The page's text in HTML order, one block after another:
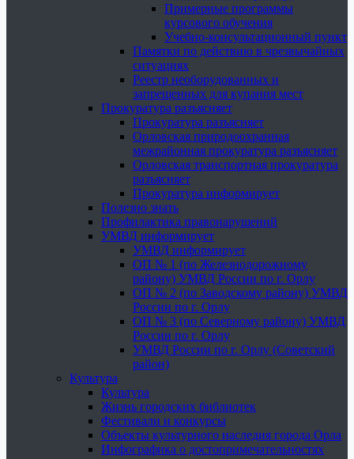
Примерные программы
курсового обучения
Учебно-консультационный пункт
Памятки по действию в чрезвычайных
ситуациях
Реестр необорудованных и
запрещенных для купания мест
Прокуратура разъясняет
Прокуратура разъясняет
Орловская природоохранная
межрайонная прокуратура разъясняет
Орловская транспортная прокуратура
разъясняет
Прокуратура информирует
Полезно знать
Профилактика правонарушений
УМВД информирует
УМВД информирует
ОП № 1 (по Железнодорожному
району) УМВД России по г. Орлу
ОП № 2 (по Заводскому району) УМВД
России по г. Орлу
ОП № 3 (по Северному району) УМВД
России по г. Орлу
УМВД России по г. Орлу (Советский
район)
Культура
Культура
Жизнь городских библиотек
Фестивали и конкурсы
Объекты культурного наследия города Орла
Инфографика о достопримечательностях